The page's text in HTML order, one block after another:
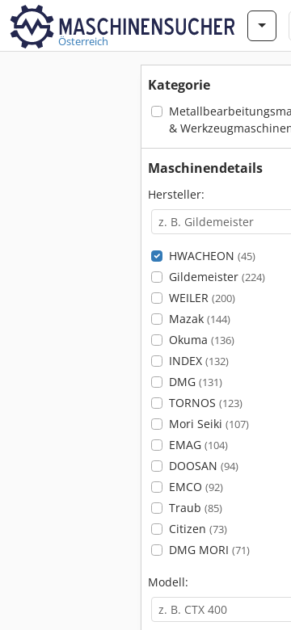
Österreich
Kategorie
&
Maschinendetails
Hersteller:
HWACHEON (45)
Gildemeister (224)
WEILER (200)
Mazak (144)
Okuma (136)
INDEX (132)
DMG (131)
TORNOS (123)
Mori Seiki (107)
EMAG (104)
DOOSAN (94)
EMCO (92)
Traub (85)
Citizen (73)
DMG MORI (71)
Modell: